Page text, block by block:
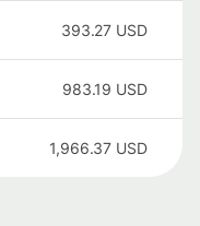
393.27 USD
983.19 USD
1,966.37 USD